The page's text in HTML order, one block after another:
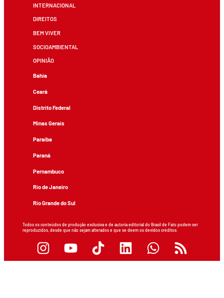
INTERNACIONAL
DIREITOS
BEM VIVER
SOCIOAMBIENTAL
OPINIÃO
Bahia
Ceará
Distrito Federal
Minas Gerais
Paraíba
Paraná
Pernambuco
Rio de Janeiro
Rio Grande do Sul
Todos os conteúdos de produção exclusiva e de autoria editorial do Brasil de Fato podem ser
reproduzidos, desde que não sejam alterados e que se deem os devidos créditos.